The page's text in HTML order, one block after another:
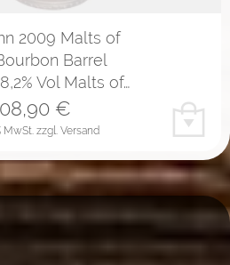
2009 Malts of
Barrel
Vol Malts of…
MwSt. zzgl. Versand
€